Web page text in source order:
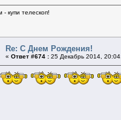
купи телескоп!
Re: С Днем Рождения!
« Ответ #674 : 25 Декабрь 2014,